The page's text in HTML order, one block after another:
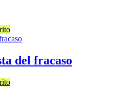
del fracaso